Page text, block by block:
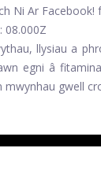
Ni Ar
08.000Z
llysiau a
egni â
gwell